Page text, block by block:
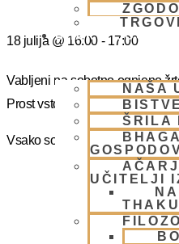
BHAKTI JOGA
NAŠA
ŠRILA
UČITELJI
18 julija @ 16:00 - 17:00
Vabljeni na sobotno ognjeno
Prost vstop.
Vsako soboto ob 16.00 do